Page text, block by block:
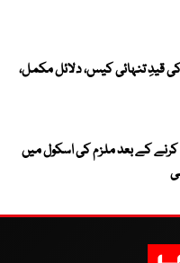
کی قیدِ تنہائی کیس، دلائل مکمل،
کرنے کے بعد ملزم کی اسکول میں